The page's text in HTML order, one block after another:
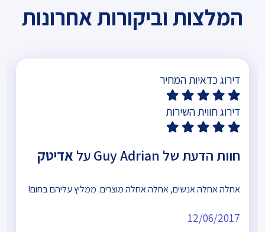
המלצות וביקורות אחרונות
דירוג כדאיות המחיר
דירוג חווית השירות
חוות הדעת של Guy Adrian על אדיטק
אחלה אחלה אנשים, אחלה אחלה מוצרים. ממליץ עליהם בחום!
12/06/2017